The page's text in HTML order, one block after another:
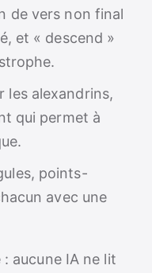
de vers non final
et « descend »
les alexandrins,
qui permet à
points-
avec une
aucune IA ne lit